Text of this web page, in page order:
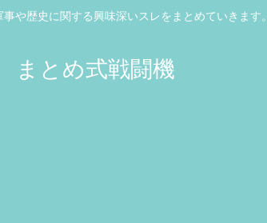
や歴史に関する興味深いスレをまとめていきます。
まとめ式戦闘機